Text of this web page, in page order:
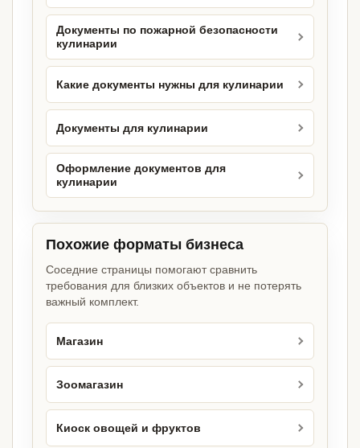
Документы по пожарной безопасности
кулинарии
Какие документы нужны для кулинарии
Документы для кулинарии
Оформление документов для
кулинарии
Похожие форматы бизнеса
Соседние страницы помогают сравнить
требования для близких объектов и не потерять
важный комплект.
Магазин
Зоомагазин
Киоск овощей и фруктов